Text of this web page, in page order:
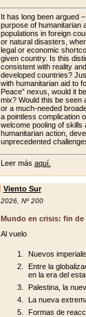
It has long been argued
purpose of humanitarian
populations in foreign
or natural disasters,
legal or economic
giv­en country. Is this
consistent with re­ality
developed countries?
with humanitarian aid to
Peace” nexus, would it
mix? Would this be seen
or a much-needed
a pointless complication
wel­come pooling of skills
humanitarian action,
unprecedented
Leer más aquí.
Viento Sur
2026, Nº 200
Mundo en crisis: fin de
Al vuelo
Nuevos
Entre la
en la era del
Palestina, la
La nueva
Formas de